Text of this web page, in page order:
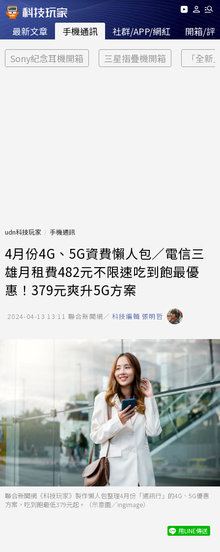
最新文章 手機通訊 社群/APP/網紅 開箱/評
Sony紀念耳機開箱 三星摺疊機開箱 「全新
udn科技玩家 手機通訊
4月份4G、5G資費懶人包／電信三
雄月租費482元不限速吃到飽最優
惠！379元爽升5G方案
2024-04-13 13:11 聯合新聞網／ 科技編輯 張明哲
聯合新聞網《科技玩家》製作懶人包整理4月份「通訊行」的4G、5G優惠
方案，吃到飽最低379元起。（示意圖／ingimage）
用LINE傳送